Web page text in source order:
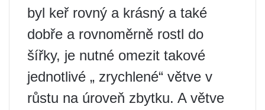
byl keř rovný a krásný a také
dobře a rovnoměrně rostl do
šířky, je nutné omezit takové
jednotlivé „ zrychlené“ větve v
růstu na úroveň zbytku. A větve